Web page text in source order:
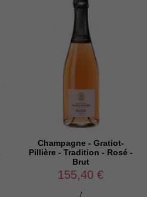
Champagne - Gratiot-
Pillière - Tradition - Rosé -
Brut
155,40 €
/